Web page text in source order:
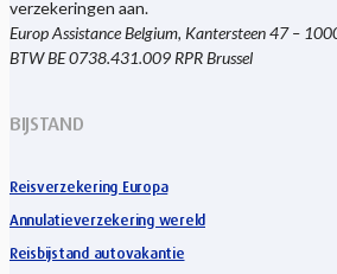
verzekeringen aan.
Europ Assistance Belgium, Kantersteen 47 –
BTW BE 0738.431.009 RPR Brussel
BIJSTAND
Reisverzekering Europa
Annulatieverzekering wereld
Reisbijstand autovakantie